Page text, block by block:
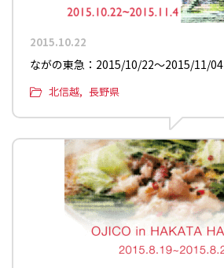
2015.10.22
ながの東急：2015/10/22〜2015/11/04
北信越 長野県